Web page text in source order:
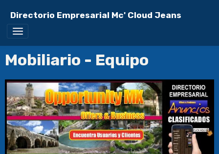
Directorio Empresarial Mc' Cloud Jeans
Mobiliario - Equipo